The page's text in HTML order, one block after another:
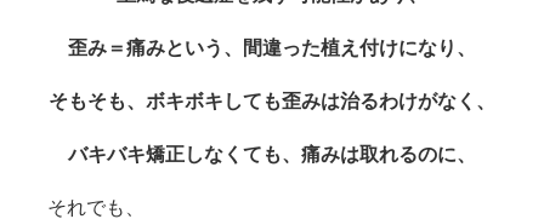
歪み＝痛みという、間違った植え付けになり、
そもそも、ボキボキしても歪みは治るわけがなく、
バキバキ矯正しなくても、痛みは取れるのに、
それでも、